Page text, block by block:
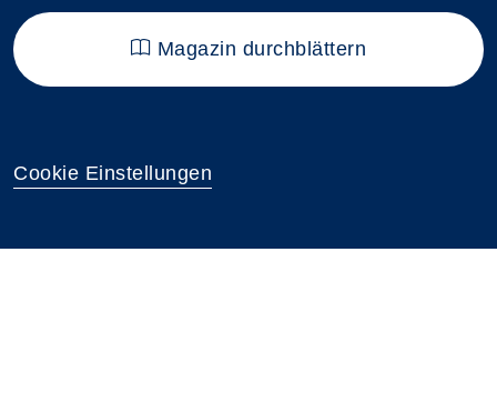
Magazin durchblättern
Cookie Einstellungen